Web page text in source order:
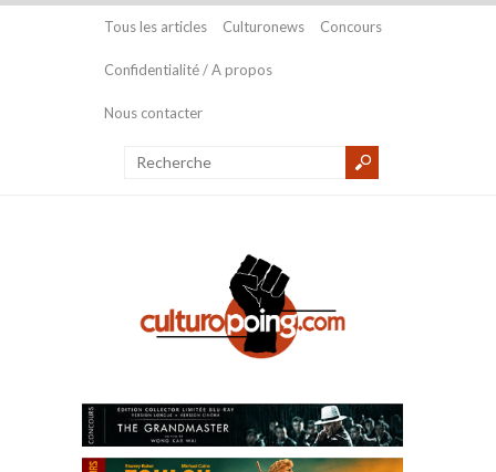
Tous les articles Culturonews Concours
Confidentialité / A propos
Nous contacter